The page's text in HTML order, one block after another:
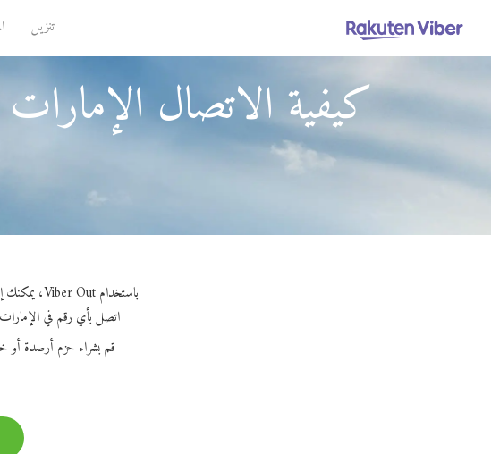
تنزيل
كيفية الاتصال
باستخدام Viber Out، يمكنك إجراء مكالمات عالية الجودة إلى الإمارات العربية المتحدة من القمر الصناعي إمسات.
اتصل بأي رقم في الإمارات
قم بشراء حزم أرصدة أو